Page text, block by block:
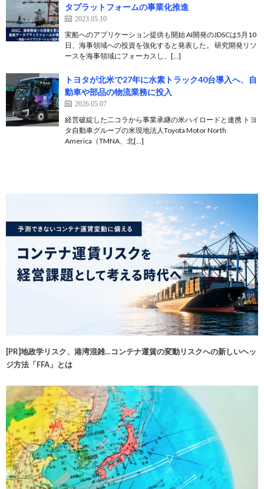
タプラットフォームの事業化推進
2023.05.10
実船へのアプリケーション提供も開始 AI開発のJDSCは5月10
日、海事領域への投資を強化すると発表した。 研究開発リソ
ースを海事領域にフォーカスし、[…]
トヨタが北米で27年に水素トラック40台導入へ、自
動車や部品の物流業務に投入
2026.05.07
経営破綻した二コラから事業承継の米ハイロードと連携 トヨ
タ自動車グループの米現地法人Toyota Motor North
America（TMNA、北[…]
[PR]地政学リスク、港湾混雑…コンテナ運賃の変動リスクへの新しいヘッ
ジ方法「FFA」とは